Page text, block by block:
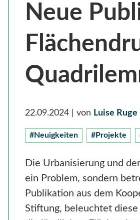
Neue
22.09.2024 | von Luise Ruge
#Neuigkeiten #Projekte
Die Urbanisierung und
ein Problem, sondern
Publikation aus dem
Stiftung, beleuchtet